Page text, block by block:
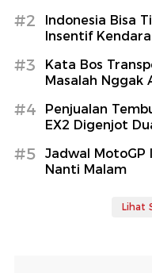
#2
Indonesia Bisa
Insentif
#3
Kata Bos
Masalah Nggak
#4
Penjualan
EX2 Digenjot
#5
Jadwal MotoGP
Nanti Malam
Lihat